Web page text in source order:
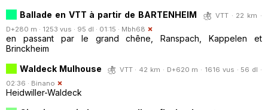
Ballade en VTT à partir de BARTENHEIM
VTT · 22 km ·
D+280 m · 1253 vus · 95 dl · 01:15 · Mbh68
en passant par le grand chêne, Ranspach, Kappelen et
Brinckheim
Waldeck Mulhouse
VTT · 42 km · D+620 m · 1616 vus · 56 dl ·
02:36 · Binano
Heidwiller-Waldeck